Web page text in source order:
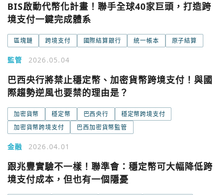
BIS啟動代幣化計畫！聯手全球40家巨頭，打造跨
境支付一鍵完成體系
區塊鏈 跨境支付 國際結算銀行 統一帳本 原子結算
監管 2026.05.04
巴西央行將禁止穩定幣、加密貨幣跨境支付！與國
際趨勢逆風也要禁的理由是？
加密貨幣 穩定幣 巴西央行
穩定幣跨境支付
加密貨幣跨境支付
巴西加密貨幣監管
金融 2026.04.01
跟兆豐實驗不一樣！聯準會：穩定幣可大幅降低跨
境支付成本，但也有一個隱憂
使用以下帳號繼續
您已閒置5分鐘，請點擊關閉按鈕或空白處，即可回到加密
城市